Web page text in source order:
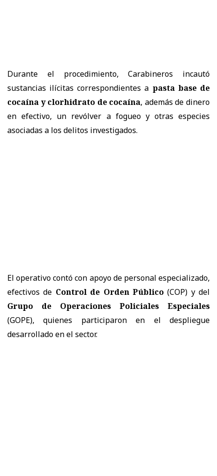
Durante el procedimiento, Carabineros incautó
sustancias ilícitas correspondientes a pasta base de
cocaína y clorhidrato de cocaína, además de dinero
en efectivo, un revólver a fogueo y otras especies
asociadas a los delitos investigados.
El operativo contó con apoyo de personal especializado,
efectivos de Control de Orden Público(COP) y del
Grupo de Operaciones Policiales Especiales
(GOPE), quienes participaron en el despliegue
desarrollado en el sector.